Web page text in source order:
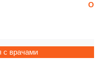
с врачами